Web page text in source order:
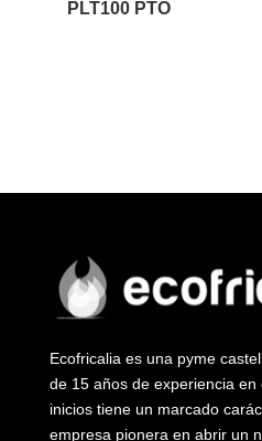
PLT100 PTO
Ecofricalia es una pyme
de 15 años de experiencia en
inicios tiene un marcado
empresa pionera en abrir un